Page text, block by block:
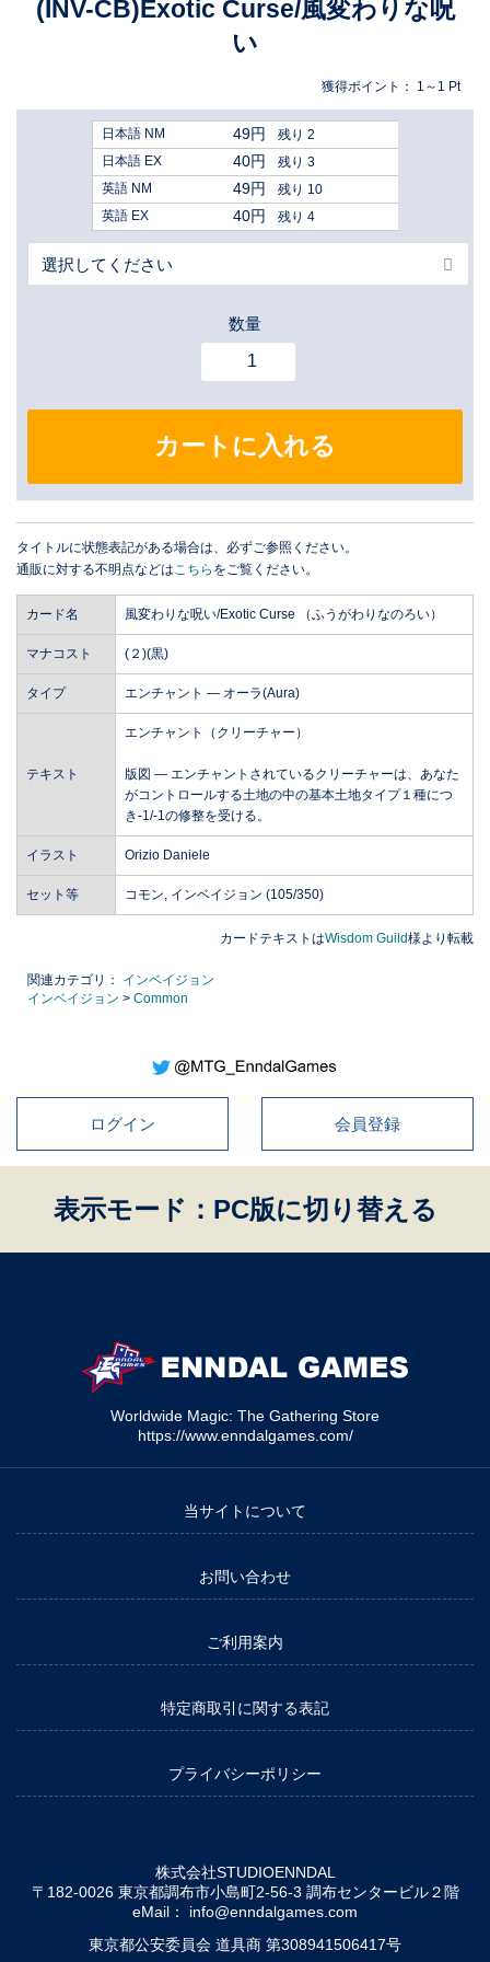
(INV-CB)Exotic Curse/風変わりな呪
い
獲得ポイント： 1～1 Pt
日本語 NM 49円
残り 2
日本語 EX
40円
残り 3
英語 NM
49円
残り 10
英語 EX
40円 残り 4
数量
カートに入れる
タイトルに状態表記がある場合は、必ずご参照ください。
通販に対する不明点などは こちら をご覧ください。
カード名 風変わりな呪い/Exotic Curse （ふうがわりなのろい）
マナコスト (２)(黒)
タイプ エンチャント ― オーラ(Aura)
テキスト
エンチャント（クリーチャー）
版図 ― エンチャントされているクリーチャーは、あなた
がコントロールする土地の中の基本土地タイプ１種につ
き-1/-1の修整を受ける。
イラスト Orizio Daniele
セット等 コモン, インベイジョン (105/350)
カードテキストはWisdom Guild様より転載
関連カテゴリ：
インベイジョン
インベイジョン > Common
ログイン 会員登録
表示モード：PC版に切り替える
Worldwide Magic: The Gathering Store
https://www.enndalgames.com/
当サイトについて
お問い合わせ
ご利用案内
特定商取引に関する表記
プライバシーポリシー
株式会社STUDIOENNDAL
〒182-0026 東京都調布市小島町2-56-3 調布センタービル２階
eMail： info@enndalgames.com
東京都公安委員会 道具商 第308941506417号